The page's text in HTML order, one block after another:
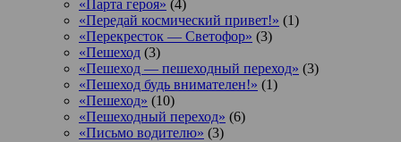
«Парта героя» (4)
«Передай космический привет!» (1)
«Перекресток — Светофор» (3)
«Пешеход (3)
«Пешеход — пешеходный переход» (3)
«Пешеход будь внимателен!» (1)
«Пешеход» (10)
«Пешеходный переход» (6)
«Письмо водителю» (3)